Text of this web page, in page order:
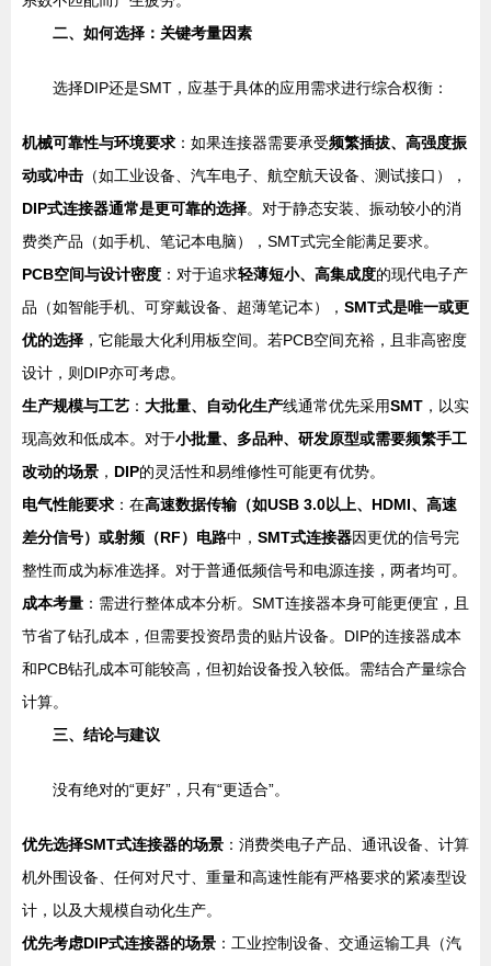
二、如何选择：关键考量因素
选择DIP还是SMT，应基于具体的应用需求进行综合权衡：
机械可靠性与环境要求 ：如果连接器需要承受频繁插拔、高强度振
动或冲击 （如工业设备、汽车电子、航空航天设备、测试接口），
DIP式连接器通常是更可靠的选择。对于静态安装、振动较小的消
费类产品（如手机、笔记本电脑），SMT式完全能满足要求。
PCB空间与设计密度 ：对于追求轻薄短小、高集成度的现代电子产
品（如智能手机、可穿戴设备、超薄笔记本）， SMT式是唯一或更
优的选择 ，它能最大化利用板空间。若PCB空间充裕，且非高密度
设计，则DIP亦可考虑。
生产规模与工艺 ： 大批量、自动化生产线通常优先采用SMT ，以实
现高效和低成本。对于小批量、多品种、研发原型或需要频繁手工
改动的场景 ， DIP的灵活性和易维修性可能更有优势。
电气性能要求 ：在高速数据传输（如USB 3.0以上、HDMI、高速
差分信号）或射频（RF）电路中， SMT式连接器因更优的信号完
整性而成为标准选择。对于普通低频信号和电源连接，两者均可。
成本考量 ：需进行整体成本分析。SMT连接器本身可能更便宜，且
节省了钻孔成本，但需要投资昂贵的贴片设备。DIP的连接器成本
和PCB钻孔成本可能较高，但初始设备投入较低。需结合产量综合
计算。
三、结论与建议
没有绝对的“更好”，只有“更适合”。
优先选择SMT式连接器的场景 ：消费类电子产品、通讯设备、计算
机外围设备、任何对尺寸、重量和高速性能有严格要求的紧凑型设
计，以及大规模自动化生产。
优先考虑DIP式连接器的场景 ：工业控制设备、交通运输工具（汽